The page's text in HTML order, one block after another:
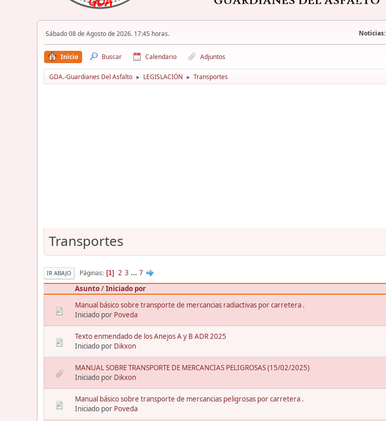
Sábado 08 de Agosto de 2026. 17:45 horas. Noticias:
Inicio Buscar Calendario Adjuntos
GDA.-Guardianes Del Asfalto ► LEGISLACIÓN ► Transportes
Transportes
IR ABAJO Páginas 1 2 3 ... 7
Asunto/Iniciado por
Manual básico sobre transporte de mercancias radiactivas por carretera .
Iniciado por Poveda
Texto enmendado de los Anejos A y B ADR 2025
Iniciado por Dikxon
MANUAL SOBRE TRANSPORTE DE MERCANCIAS PELIGROSAS (15/02/2025)
Iniciado por Dikxon
Manual básico sobre transporte de mercancias peligrosas por carretera .
Iniciado por Poveda